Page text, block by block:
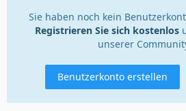
Sie haben noch kein
Registrieren Sie sich kostenlos
unserer
Benutzerkonto erstellen